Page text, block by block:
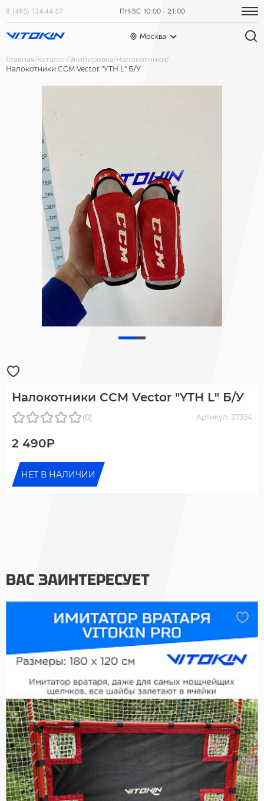
8 (495) 134-44-57 ПН-ВС 10:00 - 21:00
Москва
Главная Каталог Экипировка Налокотники
Налокотники CCM Vector "YTH L" Б/У
Налокотники CCM Vector "YTH L" Б/У
(0) Артикул: 37394
2 490₽
НЕТ В НАЛИЧИИ
ВАС ЗАИНТЕРЕСУЕТ